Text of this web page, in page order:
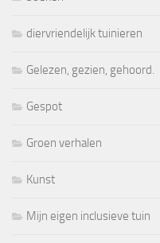
diervriendelijk tuinieren
Gelezen, gezien, gehoord.
Gespot
Groen verhalen
Kunst
Mijn eigen inclusieve tuin